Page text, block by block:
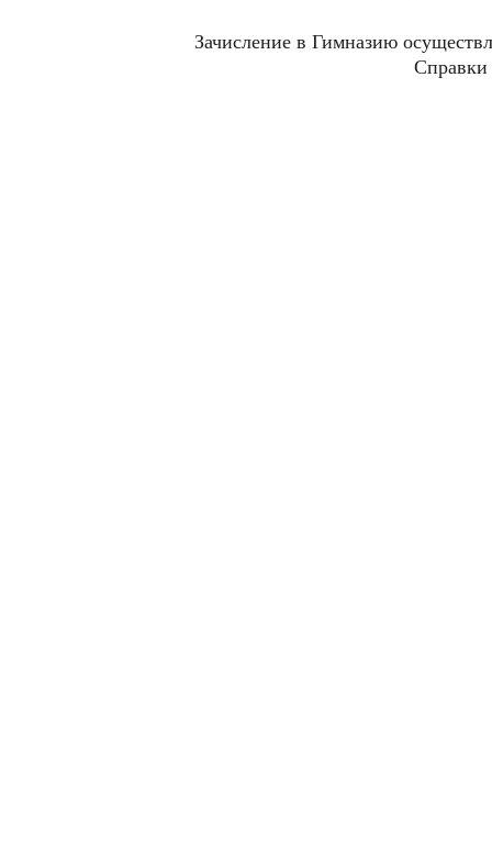
Зачисление в Гимназию
Справки